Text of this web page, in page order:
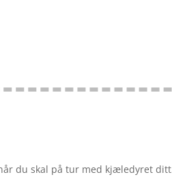
du skal på tur med kjæledyret